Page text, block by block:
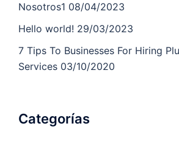
Nosotros1 08/04/2023
Hello world! 29/03/2023
7 Tips To Businesses For Hiring
Services 03/10/2020
Categorías